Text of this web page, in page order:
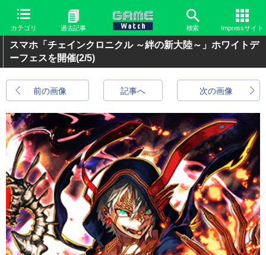
カテゴリ 過去記事 検索 Impressサイト
スマホ「チェインクロニクル ～絆の新大陸～」ホワイトデ
ーフェスを開催(2/5)
前の画像 次の画像
記事へ